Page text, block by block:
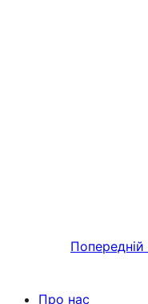
Попередній
Про нас